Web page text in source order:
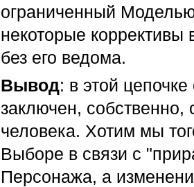
ограниченный
некоторые коррективы
без его ведома.
Вывод: в этой
заключен,
человека. Хотим мы
Выборе в связи с
Персонажа, а